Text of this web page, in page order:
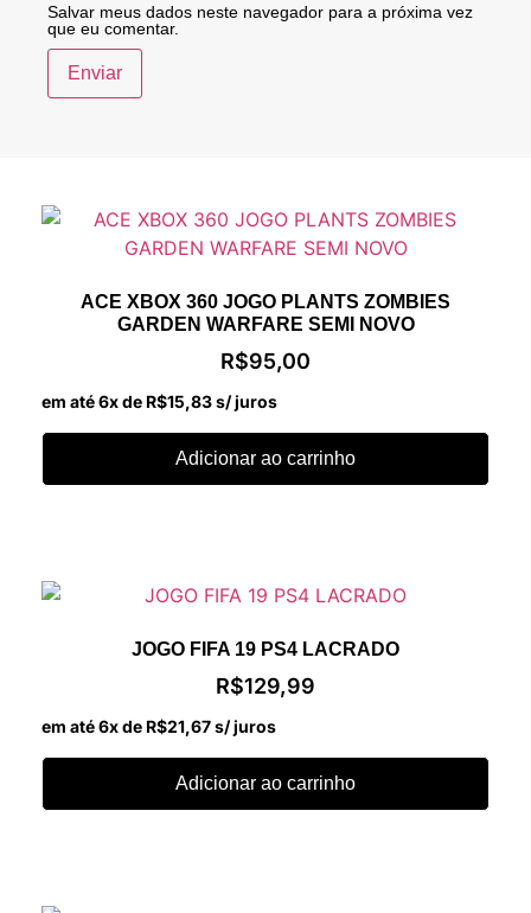
Salvar meus dados neste navegador para a próxima vez
que eu comentar.
ACE XBOX 360 JOGO PLANTS ZOMBIES
GARDEN WARFARE SEMI NOVO
R$95,00
em até 6x de R$15,83s/ juros
Adicionar ao carrinho
JOGO FIFA 19 PS4 LACRADO
R$129,99
em até 6x de R$21,67s/ juros
Adicionar ao carrinho